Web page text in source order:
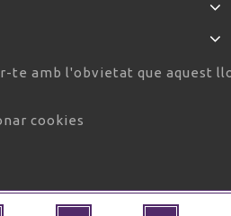
te amb l'obvietat que aquest
cookies